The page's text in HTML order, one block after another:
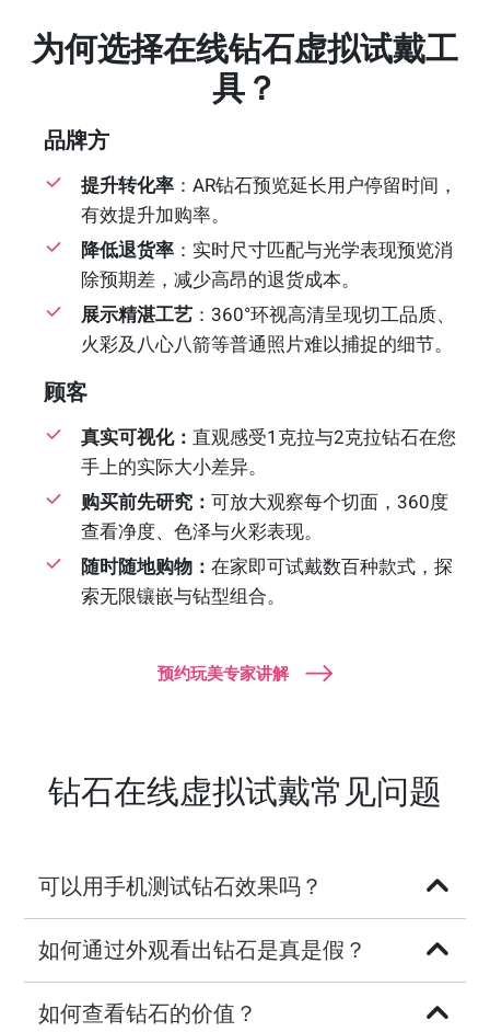
为何选择在线钻石虚拟试戴工
具？
品牌方
提升转化率 ：AR钻石预览延长用户停留时间，
有效提升加购率。
降低退货率 ：实时尺寸匹配与光学表现预览消
除预期差，减少高昂的退货成本。
展示精湛工艺 ：360°环视高清呈现切工品质、
火彩及八心八箭等普通照片难以捕捉的细节。
顾客
真实可视化： 直观感受1克拉与2克拉钻石在您
手上的实际大小差异。
购买前先研究：可放大观察每个切面，360度
查看净度、色泽与火彩表现。
随时随地购物：在家即可试戴数百种款式，探
索无限镶嵌与钻型组合。
预约玩美专家讲解
钻石在线虚拟试戴常见问题
可以用手机测试钻石效果吗？
如何通过外观看出钻石是真是假？
如何查看钻石的价值？